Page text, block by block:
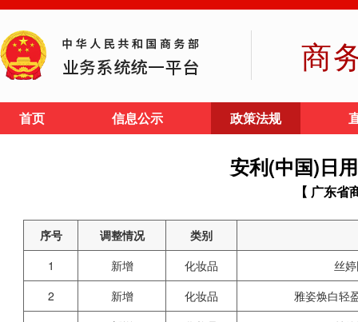
商
首页 信息公示 政策法规
安利(中国)日
【 广东省
序号 调整情况
类别
1
新增 化妆品
丝
2
新增 化妆品
雅姿焕白轻